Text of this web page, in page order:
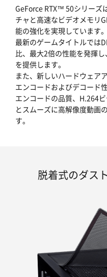
GeForce RTX™ 50シリーズ
チャと高速なビデオメモリ
能の強化を実現しています。
最新のゲームタイトルでは
比、最大2倍の性能を発揮
を提供します。
また、新しいハードウェア
エンコードおよびデコード
エンコードの品質、H.264
とスムーズに高解像度動画
す。
脱着式のダス